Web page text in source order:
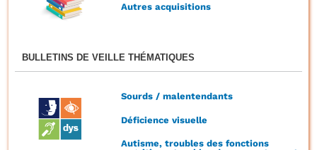
Autres acquisitions
BULLETINS DE VEILLE THÉMATIQUES
Sourds / malentendants
Déficience visuelle
Autisme, troubles des fonctions